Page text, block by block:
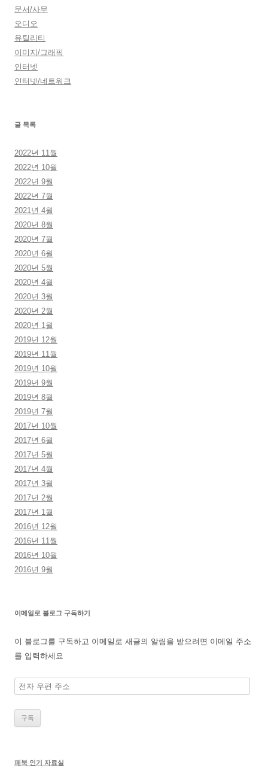
문서/사무
오디오
유틸리티
이미지/그래픽
인터넷
인터넷/네트워크
글 목록
2022년 11월
2022년 10월
2022년 9월
2022년 7월
2021년 4월
2020년 8월
2020년 7월
2020년 6월
2020년 5월
2020년 4월
2020년 3월
2020년 2월
2020년 1월
2019년 12월
2019년 11월
2019년 10월
2019년 9월
2019년 8월
2019년 7월
2017년 10월
2017년 6월
2017년 5월
2017년 4월
2017년 3월
2017년 2월
2017년 1월
2016년 12월
2016년 11월
2016년 10월
2016년 9월
이메일로 블로그 구독하기
이 블로그를 구독하고 이메일로 새글의 알림을 받으려면 이메일 주소
를 입력하세요
전
우
편
페북 인기 자료실